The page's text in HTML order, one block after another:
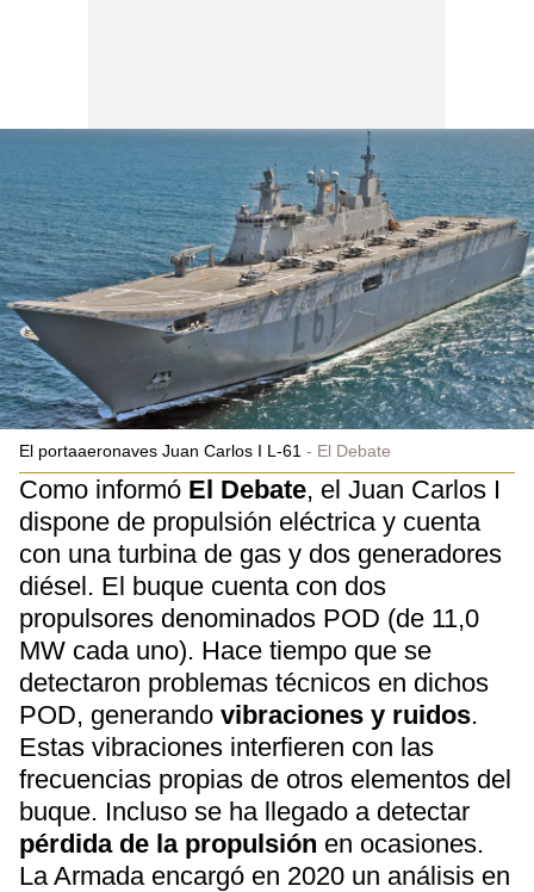
El portaaeronaves Juan Carlos I L-61 El Debate
Como informó El Debate, el Juan Carlos I
dispone de propulsión eléctrica y cuenta
con una turbina de gas y dos generadores
diésel. El buque cuenta con dos
propulsores denominados POD (de 11,0
MW cada uno). Hace tiempo que se
detectaron problemas técnicos en dichos
POD, generando vibraciones y ruidos.
Estas vibraciones interfieren con las
frecuencias propias de otros elementos del
buque. Incluso se ha llegado a detectar
pérdida de la propulsión en ocasiones.
La Armada encargó en 2020 un análisis en